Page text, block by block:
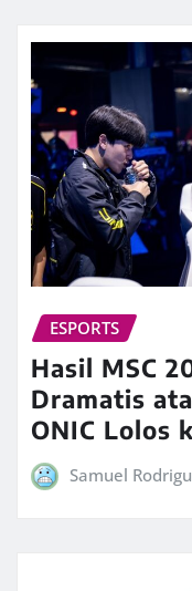
ESPORTS
Hasil MSC
Dramatis
ONIC Lolos
Samuel